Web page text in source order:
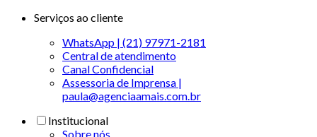
Serviços ao cliente
WhatsApp | (21) 97971-2181
Central de atendimento
Canal Confidencial
Assessoria de Imprensa |
paula@agenciaamais.com.br
Institucional
Sobre nós